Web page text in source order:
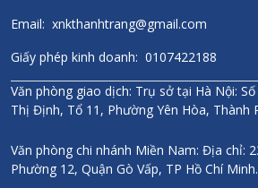
Email: xnkthanhtrang@gmail.com
Giấy phép kinh doanh: 0107422188
Văn phòng giao dịch: Trụ sở tại Hà Nội:
Thị Định, Tổ 11, Phường Yên Hòa, Thành
Văn phòng chi nhánh Miền Nam: Địa chỉ:
Phường 12, Quận Gò Vấp, TP Hồ Chí Minh.